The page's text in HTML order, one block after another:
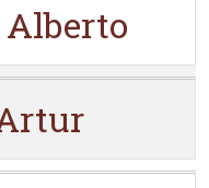
Alberto
Artur